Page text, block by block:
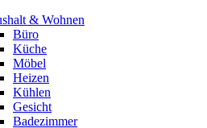
& Wohnen
Büro
Küche
Möbel
Heizen
Kühlen
Gesicht
Badezimmer